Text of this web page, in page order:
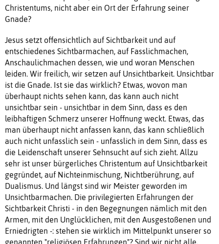
Christentums, nicht aber ein Ort der Erfahrung seiner
Gnade?
Jesus setzt offensichtlich auf Sichtbarkeit und auf
entschiedenes Sichtbarmachen, auf Fasslichmachen,
Anschaulichmachen dessen, wie und woran Menschen
leiden. Wir freilich, wir setzen auf Unsichtbarkeit. Unsichtbar
ist die Gnade. Ist sie das wirklich? Etwas, wovon man
überhaupt nichts sehen kann, das kann auch nicht
unsichtbar sein - unsichtbar in dem Sinn, dass es den
leibhaftigen Schmerz unserer Hoffnung weckt. Etwas, das
man überhaupt nicht anfassen kann, das kann schließlich
auch nicht unfasslich sein - unfasslich in dem Sinn, dass es
die Leidenschaft unserer Sehnsucht auf sich zieht. Allzu
sehr ist unser bürgerliches Christentum auf Unsichtbarkeit
gegründet, auf Nichteinmischung, Nichtberührung, auf
Dualismus. Und längst sind wir Meister geworden im
Unsichtbarmachen. Die privilegierten Erfahrungen der
Sichtbarkeit Christi - in den Begegnungen nämlich mit den
Armen, mit den Unglücklichen, mit den Ausgestoßenen und
Erniedrigten -: stehen sie wirklich im Mittelpunkt unserer so
genannten "religiösen Erfahrungen"? Sind wir nicht alle,